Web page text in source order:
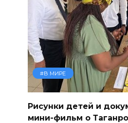
#В МИРЕ
Рисунки детей и
мини-фильм о